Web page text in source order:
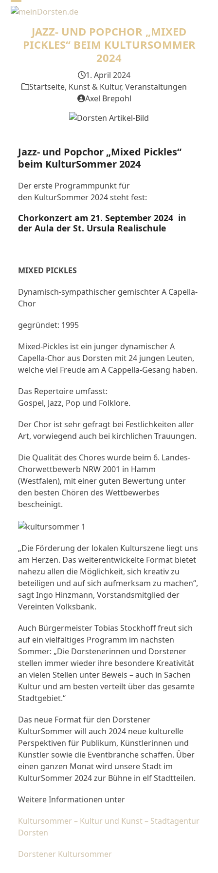
SkipOpen
mobile
menu
Close
mobile
menu
JAZZ- UND POPCHOR „MIXED
PICKLES“ BEIM KULTURSOMMER
2024
1. April 2024
Startseite, Kunst & Kultur, Veranstaltungen
Axel Brepohl
Jazz- und Popchor „Mixed Pickles“
beim KulturSommer 2024
Der erste Programmpunkt für
den KulturSommer 2024 steht fest:
Chorkonzert am 21. September 2024 in
der Aula der St. Ursula Realischule
MIXED PICKLES
Dynamisch-sympathischer gemischter A Capella-
Chor
gegründet: 1995
Mixed-Pickles ist ein junger dynamischer A
Capella-Chor aus Dorsten mit 24 jungen Leuten,
welche viel Freude am A Cappella-Gesang haben.
Das Repertoire umfasst:
Gospel, Jazz, Pop und Folklore.
Der Chor ist sehr gefragt bei Festlichkeiten aller
Art, vorwiegend auch bei kirchlichen Trauungen.
Die Qualität des Chores wurde beim 6. Landes-
Chorwettbewerb NRW 2001 in Hamm
(Westfalen), mit einer guten Bewertung unter
den besten Chören des Wettbewerbes
bescheinigt.
„Die Förderung der lokalen Kulturszene liegt uns
am Herzen. Das weiterentwickelte Format bietet
nahezu allen die Möglichkeit, sich kreativ zu
beteiligen und auf sich aufmerksam zu machen“,
sagt Ingo Hinzmann, Vorstandsmitglied der
Vereinten Volksbank.
Auch Bürgermeister Tobias Stockhoff freut sich
auf ein vielfältiges Programm im nächsten
Sommer: „Die Dorstenerinnen und Dorstener
stellen immer wieder ihre besondere Kreativität
an vielen Stellen unter Beweis – auch in Sachen
Kultur und am besten verteilt über das gesamte
Stadtgebiet.“
Das neue Format für den Dorstener
KulturSommer will auch 2024 neue kulturelle
Perspektiven für Publikum, Künstlerinnen und
Künstler sowie die Eventbranche schaffen. Über
einen ganzen Monat wird unsere Stadt im
KulturSommer 2024 zur Bühne in elf Stadtteilen.
Weitere Informationen unter
Kultursommer – Kultur und Kunst – Stadtagentur
Dorsten
Dorstener Kultursommer